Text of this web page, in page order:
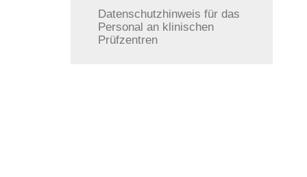
Datenschutzhinweis für das
Personal an klinischen
Prüfzentren